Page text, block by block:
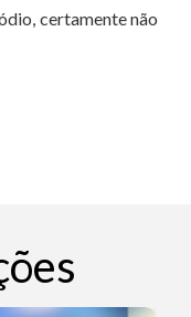
certamente não